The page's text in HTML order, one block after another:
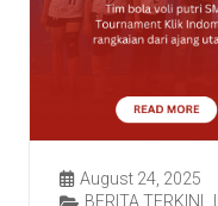
August 24, 2025
BERITA TERKINI